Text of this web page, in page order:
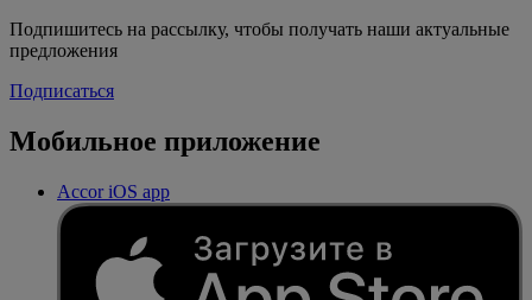
Подпишитесь на рассылку, чтобы получать наши актуальные
предложения
Подписаться
Мобильное приложение
Accor iOS app